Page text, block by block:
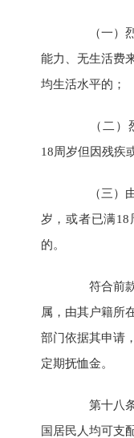
（一）烈
能力、无生活费
均生活水平的；
（二）烈
18周岁但因残疾
（三）由
岁，或者已满
的。
符合前款
属，由其户籍所
部门依据其申请
定期抚恤金。
第十八条
国居民人均可支